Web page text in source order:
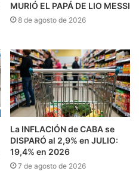
MURIÓ EL PAPÁ DE LIO MESSI
8 de agosto de 2026
La INFLACIÓN de CABA se
DISPARÓ al 2,9% en JULIO:
19,4% en 2026
7 de agosto de 2026